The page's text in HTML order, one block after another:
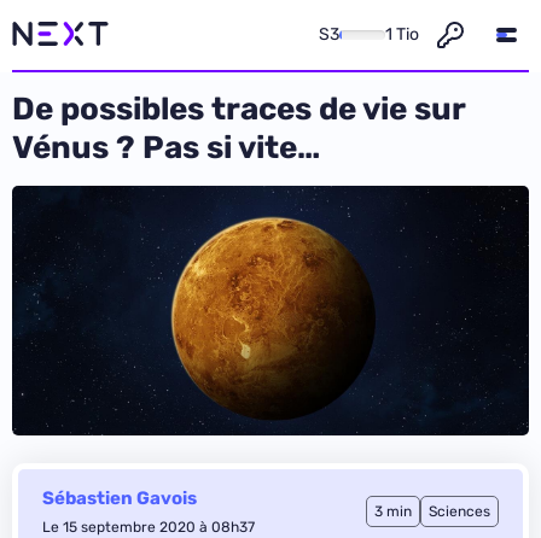
S3 1 Tio
De possibles traces de vie sur
Vénus ? Pas si vite…
Sébastien Gavois
Le 15 septembre 2020 à 08h37
3 min Sciences